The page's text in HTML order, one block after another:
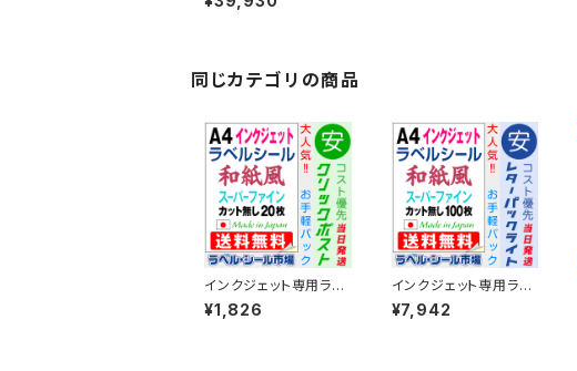
面 500枚 スーパーファ
同じカテゴリの商品
インクジェット専用ラベ
ルシール 和紙 A4-カッ
ト無し 20枚 スーパーフ
¥1,826
インクジェット専用ラベ
ルシール 和紙 A4-カッ
ト無し 100枚 スーパー
¥7,942